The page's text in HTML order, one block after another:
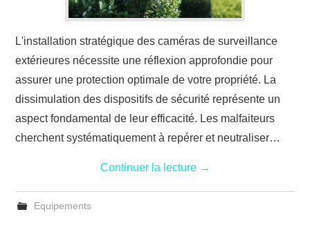
L'installation stratégique des caméras de surveillance
extérieures nécessite une réflexion approfondie pour
assurer une protection optimale de votre propriété. La
dissimulation des dispositifs de sécurité représente un
aspect fondamental de leur efficacité. Les malfaiteurs
cherchent systématiquement à repérer et neutraliser…
Continuer la lecture →
Equipements